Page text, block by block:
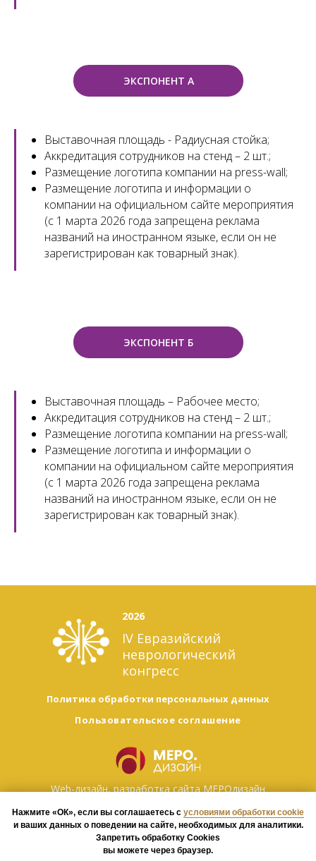
ЭКСПОНЕНТ А
Выставочная площадь - Радиусная стойка;
Аккредитация сотрудников на стенд – 2 шт.;
Размещение логотипа компании на press-wall;
Размещение логотипа и информации о
компании на официальном сайте мероприятия
(с 1 марта 2026 года запрещена реклама
названий на иностранном языке, если он не
зарегистрирован как товарный знак).
ЭКСПОНЕНТ Б
Выставочная площадь – Рабочее место;
Аккредитация сотрудников на стенд – 2 шт.;
Размещение логотипа компании на press-wall;
Размещение логотипа и информации о
компании на официальном сайте мероприятия
(с 1 марта 2026 года запрещена реклама
названий на иностранном языке, если он не
зарегистрирован как товарный знак).
Нажмите «ОК», если вы соглашаетесь с условиями обработки cookie
и ваших данных о поведении на сайте, необходимых для аналитики.
Запретить обработку Cookies
вы можете через браузер.
2026
IV Евразийский
неврологический
конгресс
Политика обработки персональных данных
Пользовательское соглашение
Web-дизайн, разработка сайтаМЕРОдизайн